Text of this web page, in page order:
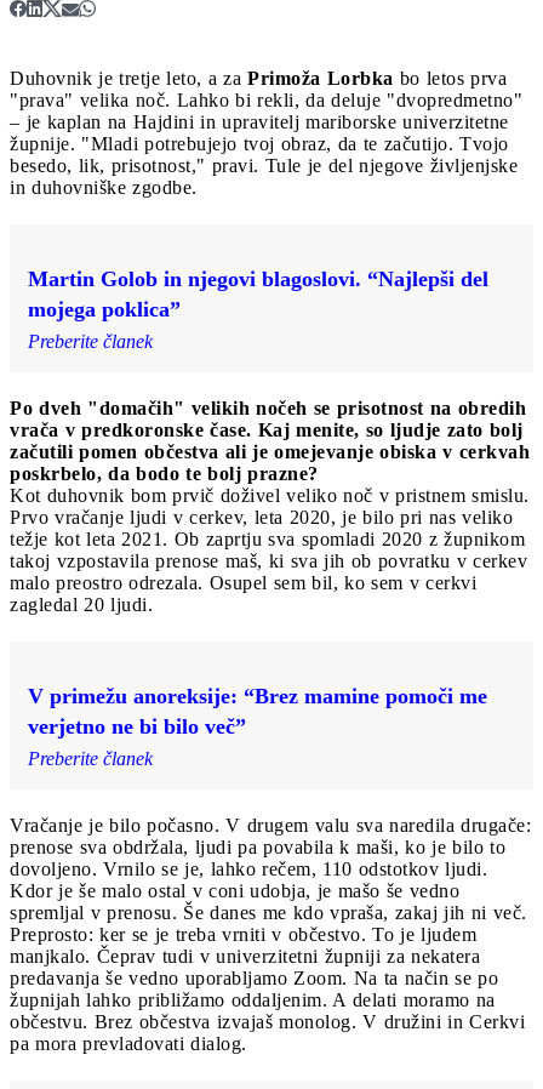
Duhovnik je tretje leto, a za Primoža Lorbka bo letos prva
"prava" velika noč. Lahko bi rekli, da deluje "dvopredmetno"
– je kaplan na Hajdini in upravitelj mariborske univerzitetne
župnije. "Mladi potrebujejo tvoj obraz, da te začutijo. Tvojo
besedo, lik, prisotnost," pravi. Tule je del njegove življenjske
in duhovniške zgodbe.
Martin Golob in njegovi blagoslovi. “Najlepši del
mojega poklica”
Preberite članek
Po dveh "domačih" velikih nočeh se prisotnost na obredih
vrača v predkoronske čase. Kaj menite, so ljudje zato bolj
začutili pomen občestva ali je omejevanje obiska v cerkvah
poskrbelo, da bodo te bolj prazne?
Kot duhovnik bom prvič doživel veliko noč v pristnem smislu.
Prvo vračanje ljudi v cerkev, leta 2020, je bilo pri nas veliko
težje kot leta 2021. Ob zaprtju sva spomladi 2020 z župnikom
takoj vzpostavila prenose maš, ki sva jih ob povratku v cerkev
malo preostro odrezala. Osupel sem bil, ko sem v cerkvi
zagledal 20 ljudi.
V primežu anoreksije: “Brez mamine pomoči me
verjetno ne bi bilo več”
Preberite članek
Vračanje je bilo počasno. V drugem valu sva naredila drugače:
prenose sva obdržala, ljudi pa povabila k maši, ko je bilo to
dovoljeno. Vrnilo se je, lahko rečem, 110 odstotkov ljudi.
Kdor je še malo ostal v coni udobja, je mašo še vedno
spremljal v prenosu. Še danes me kdo vpraša, zakaj jih ni več.
Preprosto: ker se je treba vrniti v občestvo. To je ljudem
manjkalo. Čeprav tudi v univerzitetni župniji za nekatera
predavanja še vedno uporabljamo Zoom. Na ta način se po
župnijah lahko približamo oddaljenim. A delati moramo na
občestvu. Brez občestva izvajaš monolog. V družini in Cerkvi
pa mora prevladovati dialog.